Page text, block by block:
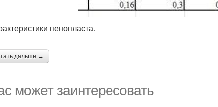
пенопласта.
дальше →
может заинтересовать